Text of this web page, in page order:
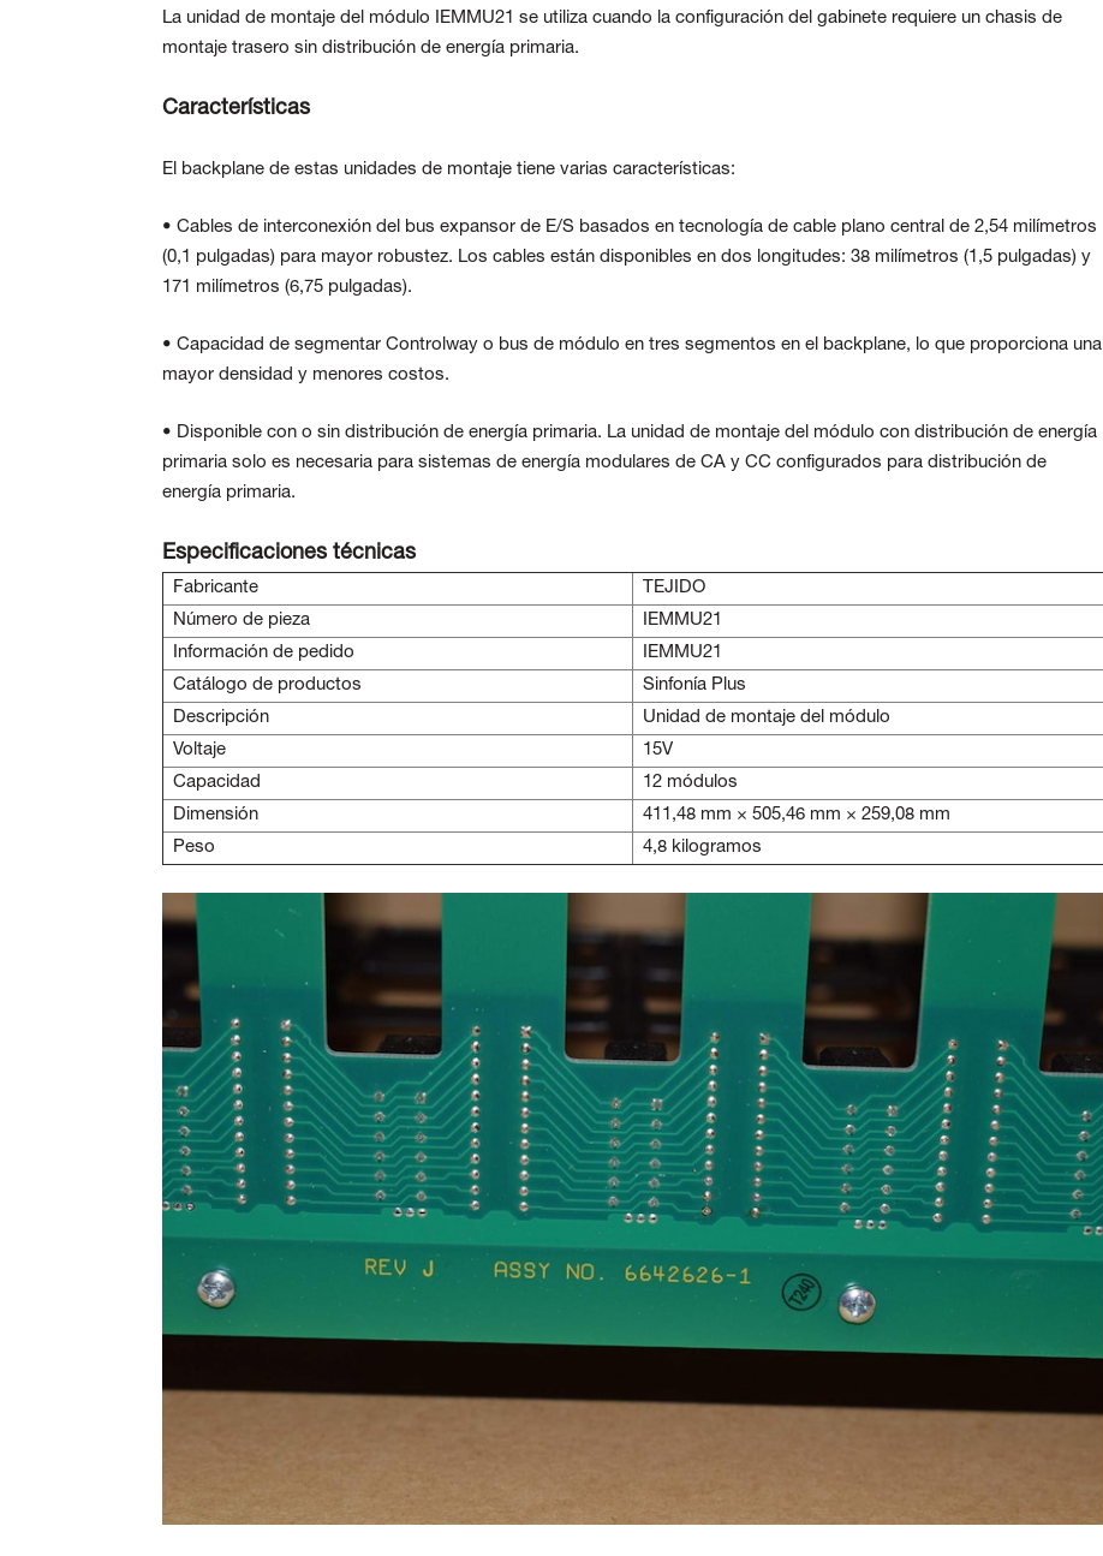
La unidad de montaje del módulo IEMMU21 se utiliza cuando la configuración del gabinete requiere un chasis de
montaje trasero sin distribución de energía primaria.
Características
El backplane de estas unidades de montaje tiene varias características:
• Cables de interconexión del bus expansor de E/S basados en tecnología de cable plano central de 2,54 milímetros
(0,1 pulgadas) para mayor robustez. Los cables están disponibles en dos longitudes: 38 milímetros (1,5 pulgadas) y
171 milímetros (6,75 pulgadas).
• Capacidad de segmentar Controlway o bus de módulo en tres segmentos en el backplane, lo que proporciona una
mayor densidad y menores costos.
• Disponible con o sin distribución de energía primaria. La unidad de montaje del módulo con distribución de energía
primaria solo es necesaria para sistemas de energía modulares de CA y CC configurados para distribución de
energía primaria.
Especificaciones técnicas
Fabricante
TEJIDO
Número de pieza
IEMMU21
Información de pedido
IEMMU21
Catálogo de productos
Sinfonía Plus
Descripción
Unidad de montaje del módulo
Voltaje
15V
Capacidad
12 módulos
Dimensión
411,48 mm × 505,46 mm × 259,08 mm
Peso
4,8 kilogramos